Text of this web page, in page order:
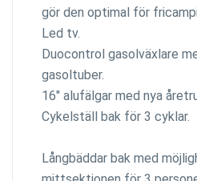
gör den optimal för
Led tv.
Duocontrol gasolväxlare
gasoltuber.
16" alufälgar med nya
Cykelställ bak för 3 cyklar.
Långbäddar bak med